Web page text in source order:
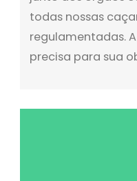
todas nossas
regulamentadas.
precisa para sua